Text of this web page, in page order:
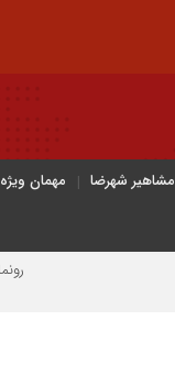
مشاهیر شهرضا مهمان ویژه
رونمایی از